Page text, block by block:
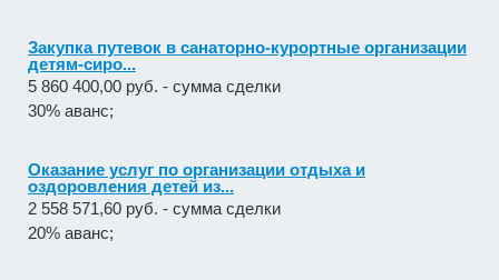
Закупка путевок в санаторно-курортные организации
детям-сиро...
5 860 400,00 руб. - сумма сделки
30% аванс;
Оказание услуг по организации отдыха и
оздоровления детей из...
2 558 571,60 руб. - сумма сделки
20% аванс;